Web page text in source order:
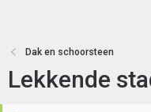
Dak en schoorsteen
Lekkende